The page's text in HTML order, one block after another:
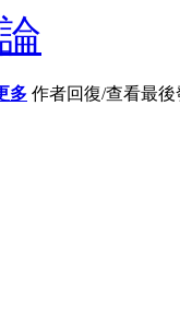
多 作者回復/查看最後